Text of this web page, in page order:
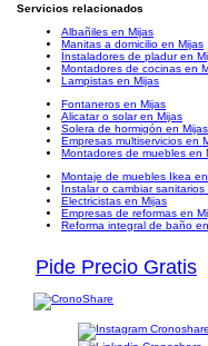
Servicios relacionados
Albañiles en Mijas
Manitas a domicilio en Mijas
Instaladores de pladur en
Montadores de cocinas en
Lampistas en Mijas
Fontaneros en Mijas
Alicatar o solar en Mijas
Solera de hormigón en Mijas
Empresas multiservicios en
Montadores de muebles en
Montaje de muebles Ikea
Instalar o cambiar sanitarios
Electricistas en Mijas
Empresas de reformas en
Reforma integral de baño
Pide Precio Gratis